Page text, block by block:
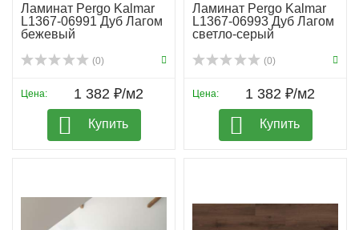
Ламинат Pergo Kalmar
L1367-06991 Дуб Лагом
бежевый
(0)
Цена: 1 382 ₽/м2
Купить
Ламинат Pergo Kalmar
L1367-06993 Дуб Лагом
светло-серый
(0)
Цена: 1 382 ₽/м2
Купить